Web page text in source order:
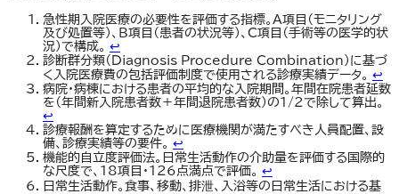
急性期入院医療の必要性を評価する指標。A項目（モニタリング
及び処置等）、B項目（患者の状況等）、C項目（手術等の医学的状
況）で構成。 ↩︎
診断群分類（Diagnosis Procedure Combination）に基づ
く入院医療費の包括評価制度で使用される診療実績データ。 ↩︎
病院・病棟における患者の平均的な入院期間。年間在院患者延数
を（年間新入院患者数＋年間退院患者数）の1/2で除して算出。
↩︎
診療報酬を算定するために医療機関が満たすべき人員配置、設
備、診療実績等の要件。 ↩︎
機能的自立度評価法。日常生活動作の介助量を評価する国際的
な尺度で、18項目・126点満点で評価。 ↩︎
日常生活動作。食事、移動、排泄、入浴等の日常生活における基